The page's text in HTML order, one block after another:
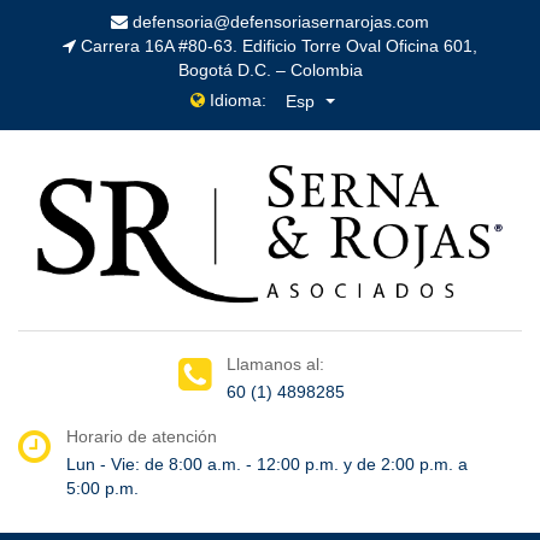
defensoria@defensoriasernarojas.com
Carrera 16A #80-63. Edificio Torre Oval Oficina 601,
Bogotá D.C. – Colombia
Idioma:
Esp
Llamanos al:
60 (1) 4898285
Horario de atención
Lun - Vie: de 8:00 a.m. - 12:00 p.m. y de 2:00 p.m. a
5:00 p.m.